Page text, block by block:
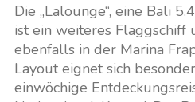
Die „Lalounge“, eine Bali
ist ein weiteres Flaggschiff
ebenfalls in der Marina
Layout eignet sich
einwöchige